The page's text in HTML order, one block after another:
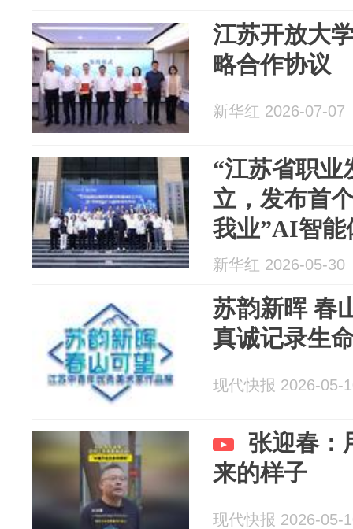
江苏开放大
略合作协议
新华红 2026-07-07
“江苏省职业
立，发布首
我业”AI智能
新华红 2026-05-30
苏韵新晖 春
真诚记录生
现代快报 2026-05-
张迎春：
来的样子
现代快报 2026-05-